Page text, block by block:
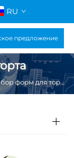
RU
предложение
форм для торта